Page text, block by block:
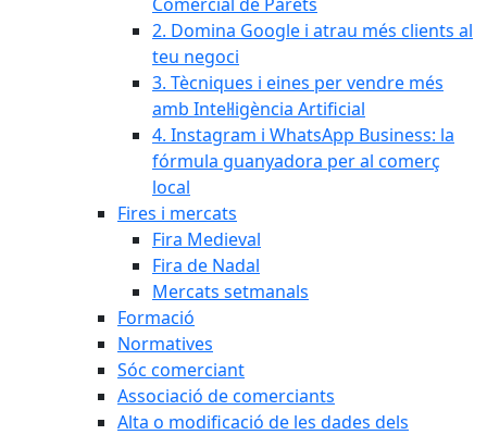
2. Domina Google i atrau més clients al
teu negoci
3. Tècniques i eines per vendre més
amb Intel·ligència Artificial
4. Instagram i WhatsApp Business: la
fórmula guanyadora per al comerç
local
Fires i mercats
Fira Medieval
Fira de Nadal
Mercats setmanals
Formació
Normatives
Sóc comerciant
Associació de comerciants
Alta o modificació de les dades dels